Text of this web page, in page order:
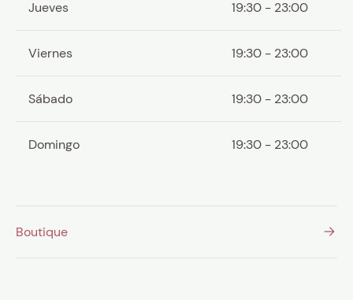
Jueves 19:30 - 23:00
Viernes 19:30 - 23:00
Sábado 19:30 - 23:00
Domingo 19:30 - 23:00
Boutique